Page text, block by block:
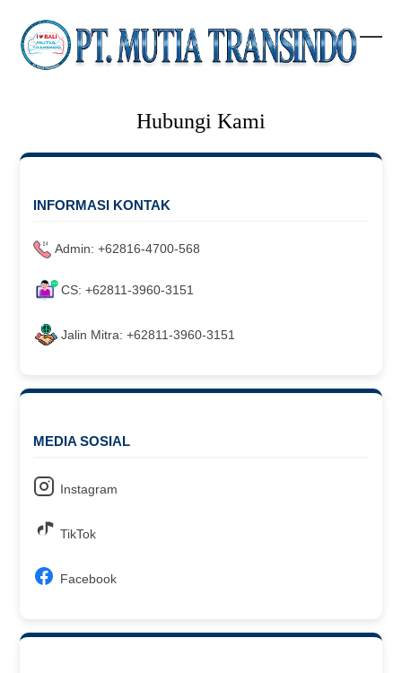
content
Hubungi Kami
INFORMASI KONTAK
Admin: +62816-4700-568
CS: +62811-3960-3151
Jalin Mitra: +62811-3960-3151
MEDIA SOSIAL
Instagram
TikTok
Facebook